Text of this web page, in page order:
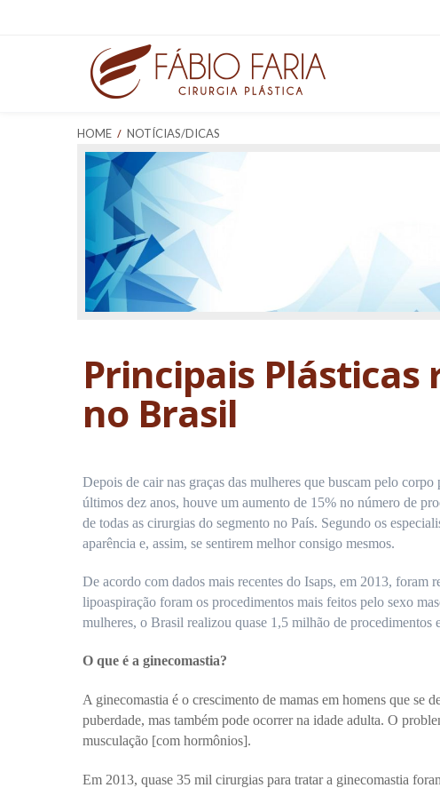
HOME / NOTÍCIAS/DICAS
Principais
no Brasil
Depois de cair nas graças das mulheres que buscam pelo
últimos dez anos, houve um aumento de 15% no número de
de todas as cirurgias do segmento no País. Segundo os
aparência e, assim, se sentirem melhor consigo mesmos.
De acordo com dados mais recentes do Isaps, em 2013, foram
lipoaspiração foram os procedimentos mais feitos pelo sexo
mulheres, o Brasil realizou quase 1,5 milhão de
O que é a ginecomastia?
A ginecomastia é o crescimento de mamas em homens que se
puberdade, mas também pode ocorrer na idade adulta. O
musculação [com hormônios].
Em 2013, quase 35 mil cirurgias para tratar a ginecomastia